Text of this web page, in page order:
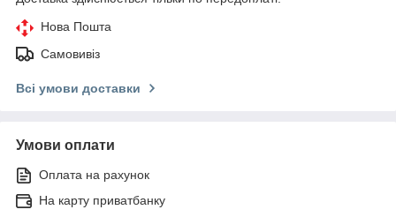
Нова Пошта
Самовивіз
Всі умови доставки
Умови оплати
Оплата на рахунок
На карту приватбанку